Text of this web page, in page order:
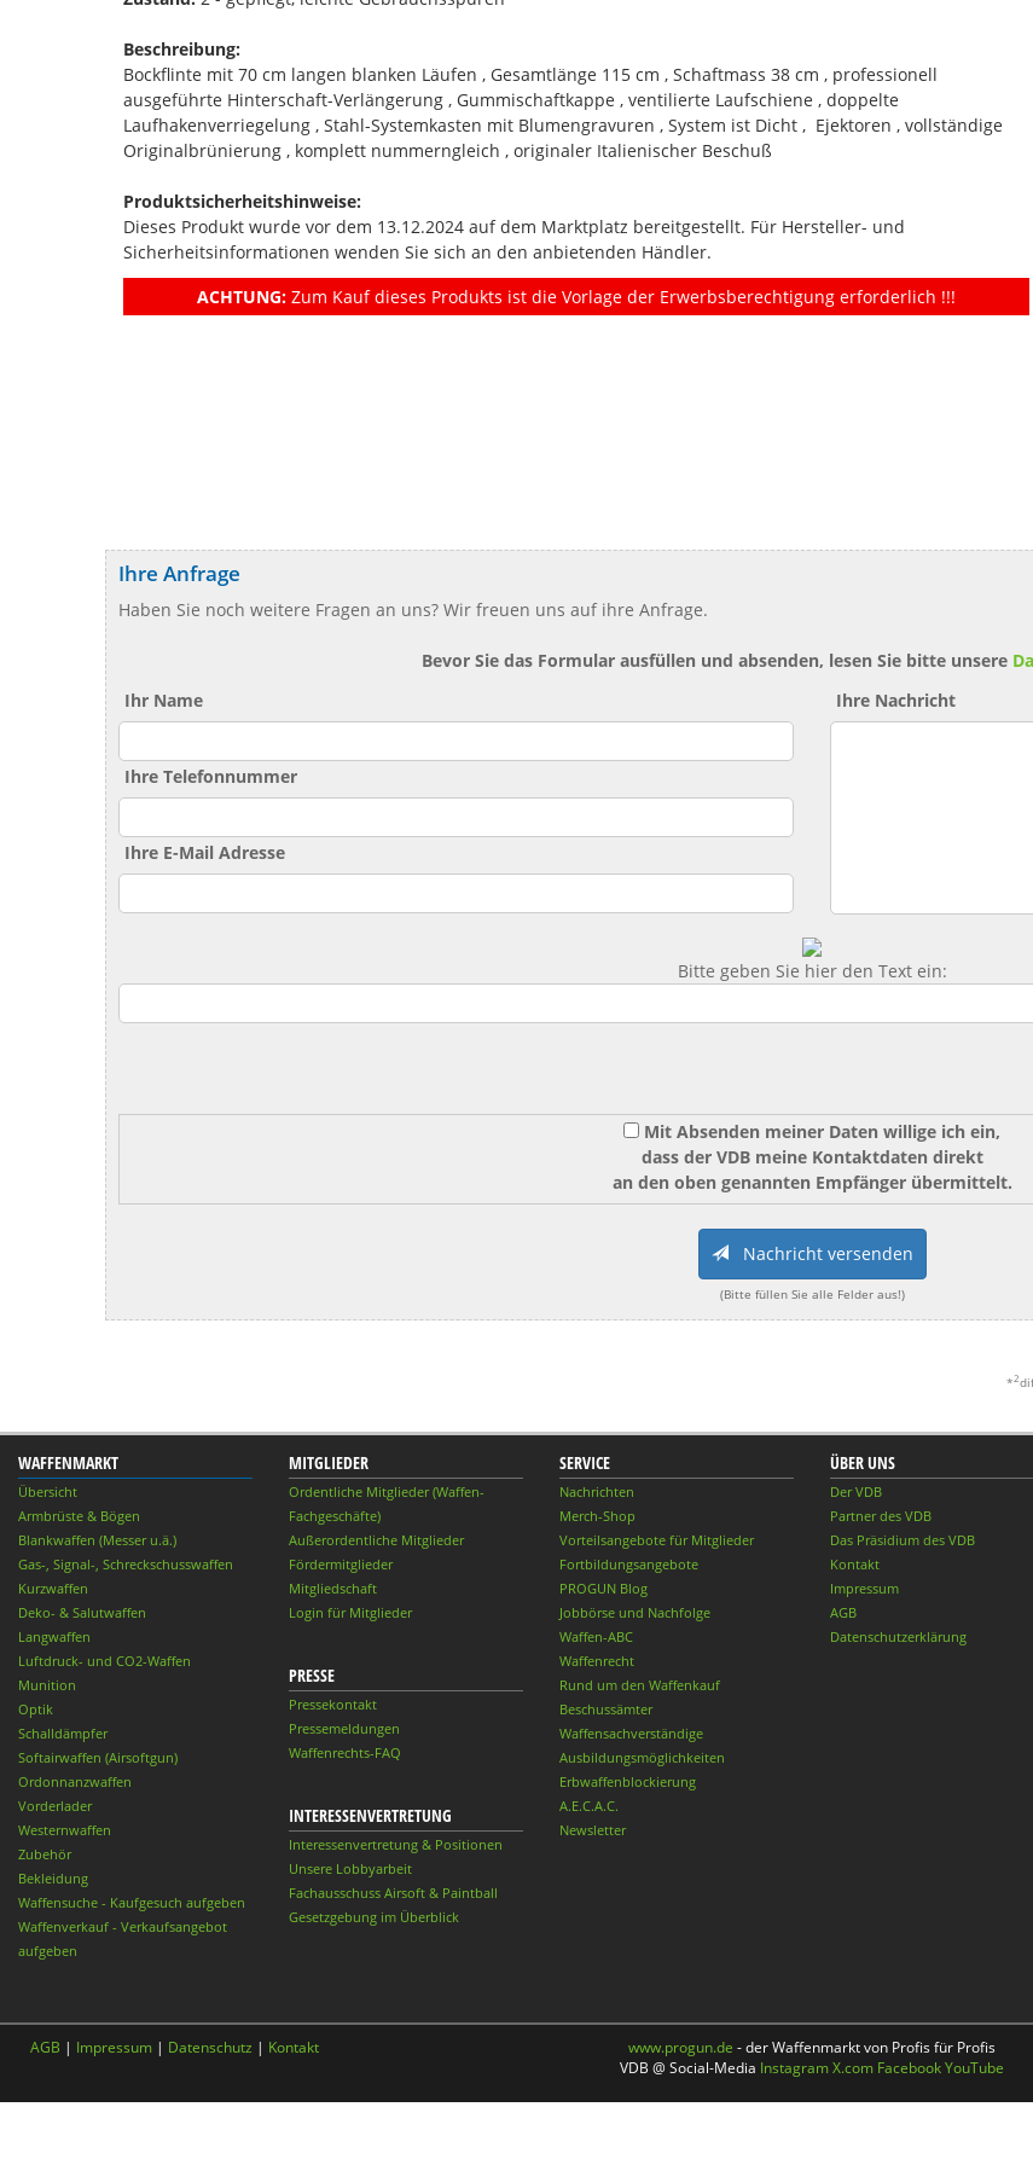
Beschreibung:
Bockflinte mit 70 cm langen blanken Läufen , Gesamtlänge 115 cm , Schaftmass 38 cm , professionell
ausgeführte Hinterschaft-Verlängerung , Gummischaftkappe , ventilierte Laufschiene , doppelte
Laufhakenverriegelung , Stahl-Systemkasten mit Blumengravuren , System ist Dicht , Ejektoren , vollständige
Originalbrünierung , komplett nummerngleich , originaler Italienischer Beschuß
Produktsicherheitshinweise:
Dieses Produkt wurde vor dem 13.12.2024 auf dem Marktplatz bereitgestellt. Für Hersteller- und
Sicherheitsinformationen wenden Sie sich an den anbietenden Händler.
ACHTUNG: Zum Kauf dieses Produkts ist die Vorlage der Erwerbsberechtigung erforderlich !!!
Ihre Anfrage
Haben Sie noch weitere Fragen an uns? Wir freuen uns auf ihre Anfrage.
Bevor Sie das Formular ausfüllen und absenden, lesen Sie bitte unsere
Ihr Name
Ihre Telefonnummer
Ihre E-Mail Adresse
Ihre Nachricht
Bitte geben Sie hier den Text ein:
Mit Absenden meiner Daten willige ich ein,
dass der VDB meine Kontaktdaten direkt
an den oben genannten Empfänger übermittelt.
Nachricht versenden
(Bitte füllen Sie alle Felder aus!)
*2
WAFFENMARKT
Übersicht
Armbrüste & Bögen
Blankwaffen (Messer u.ä.)
Gas-, Signal-, Schreckschusswaffen
Kurzwaffen
Deko- & Salutwaffen
Langwaffen
Luftdruck- und CO2-Waffen
Munition
Optik
Schalldämpfer
Softairwaffen (Airsoftgun)
Ordonnanzwaffen
Vorderlader
Westernwaffen
Zubehör
Bekleidung
Waffensuche - Kaufgesuch aufgeben
Waffenverkauf - Verkaufsangebot
aufgeben
MITGLIEDER
Ordentliche Mitglieder (Waffen-
Fachgeschäfte)
Außerordentliche Mitglieder
Fördermitglieder
Mitgliedschaft
Login für Mitglieder
PRESSE
Pressekontakt
Pressemeldungen
Waffenrechts-FAQ
INTERESSENVERTRETUNG
Interessenvertretung & Positionen
Unsere Lobbyarbeit
Fachausschuss Airsoft & Paintball
Gesetzgebung im Überblick
SERVICE
Nachrichten
Merch-Shop
Vorteilsangebote für Mitglieder
Fortbildungsangebote
PROGUN Blog
Jobbörse und Nachfolge
Waffen-ABC
Waffenrecht
Rund um den Waffenkauf
Beschussämter
Waffensachverständige
Ausbildungsmöglichkeiten
Erbwaffenblockierung
A.E.C.A.C.
Newsletter
ÜBER UNS
Der VDB
Partner des VDB
Das Präsidium des VDB
Kontakt
Impressum
AGB
Datenschutzerklärung
AGB | Impressum | Datenschutz | Kontakt www.progun.de - der Waffenmarkt von Profis für Profis
VDB @ Social-Media InstagramX.com FacebookYouTube